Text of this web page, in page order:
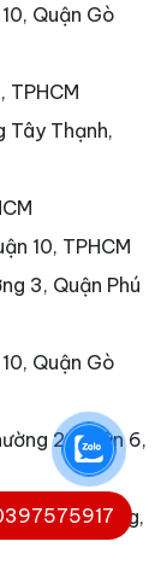
Quận Gò
TPHCM
Tây Thạnh,
10, TPHCM
3, Quận Phú
Quận Gò
2, Quận 6,
Chánh Hưng,